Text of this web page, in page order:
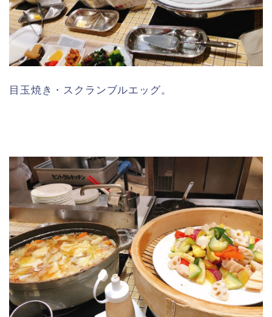
目玉焼き・スクランブルエッグ。